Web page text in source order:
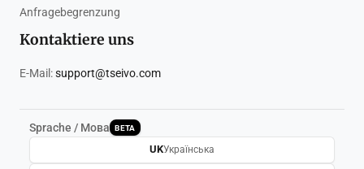
Anfragebegrenzung
Kontaktiere uns
E-Mail:support@tseivo.com
Sprache / Мова BETA
UKУкраїнська